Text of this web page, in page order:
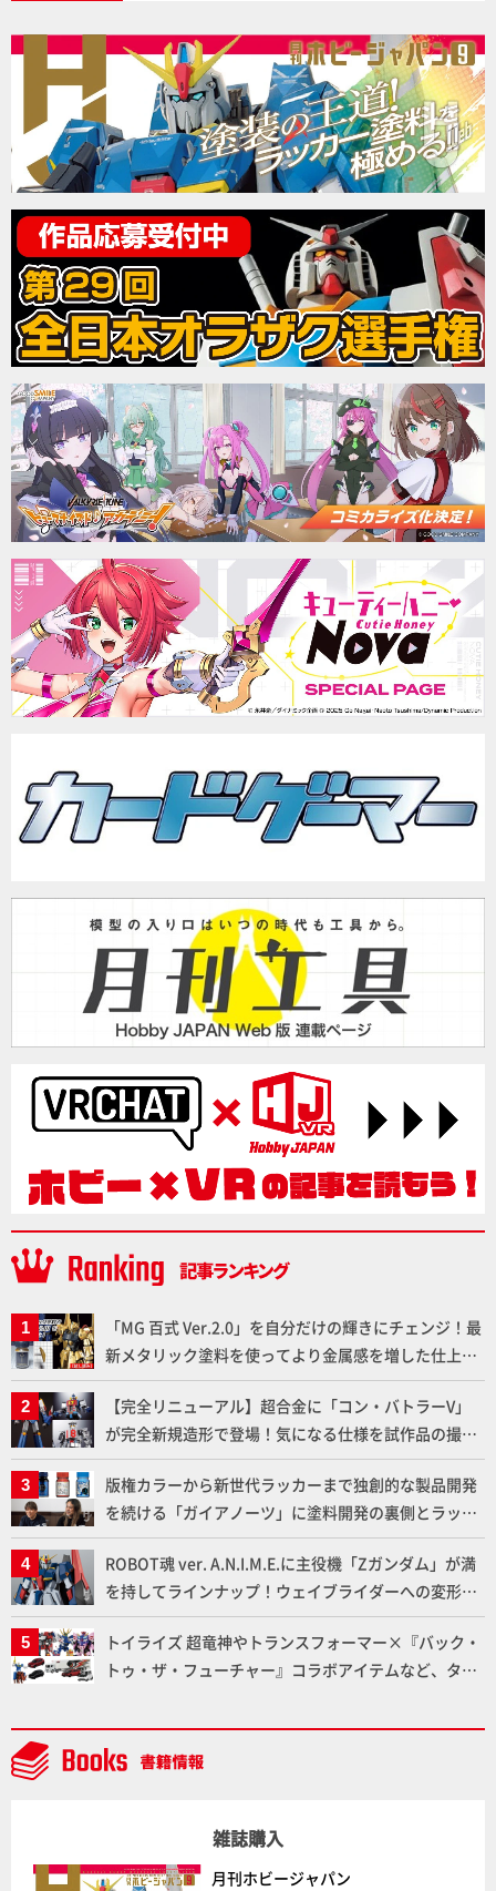
「MG 百式 Ver.2.0」を自分だけの輝きにチェンジ！最
新メタリック塗料を使ってより金属感を増した仕上が
りに!!【試し読み】
【完全リニューアル】超合金に「コン・バトラーV」
が完全新規造形で登場！気になる仕様を試作品の撮り
下ろしでご紹介!!さらに「大鉄人17」＆「ワンエイ
ト」セット情報もお届け！【超合金の魂】
版権カラーから新世代ラッカーまで独創的な製品開発
を続ける「ガイアノーツ」に塗料開発の裏側とラッカ
ー塗料の未来についてインタビュー！
ROBOT魂 ver. A.N.I.M.E.に主役機「Zガンダム」が満
を持してラインナップ！ウェイブライダーへの変形、
劇中どおりのプロポーションを再現【機動戦士Zガン
ダム】
トイライズ 超竜神やトランスフォーマー×『バック・
トゥ・ザ・フューチャー』コラボアイテムなど、タカ
NEWITEM】
雑誌購入
月刊ホビージャパン